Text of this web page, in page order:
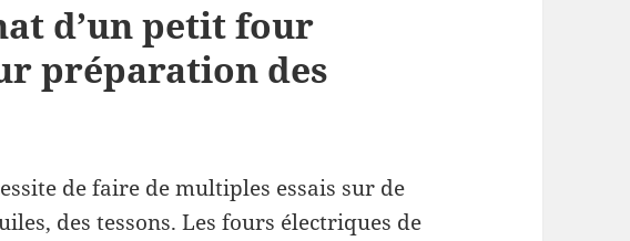
d’un petit four
préparation des
de faire de multiples essais sur de
des tessons. Les fours électriques de